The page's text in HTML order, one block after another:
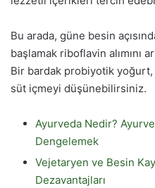
Bu arada, güne besin
başlamak riboflavin alımını
Bir bardak probiyotik
süt içmeyi düşünebilirsiniz.
Ayurveda Nedir?
Dengelemek
Vejetaryen ve Besin
Dezavantajları